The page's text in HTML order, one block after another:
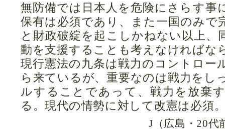
無防備では日本人を危険にさらす事
保有は必須であり、また一国のみで
と財政破綻を起こしかねない以上、
動を支援することも考えなければな
現行憲法の九条は戦力のコントロー
ら来ているが、重要なのは戦力をし
ルすることであって、戦力を放棄
る。現代の情勢に対して改憲は必須
J（広島・20代